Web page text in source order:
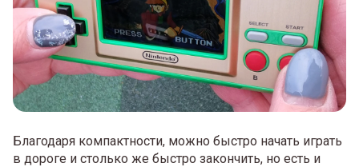
Благодаря компактности, можно быстро начать играть
в дороге и столько же быстро закончить, но есть и